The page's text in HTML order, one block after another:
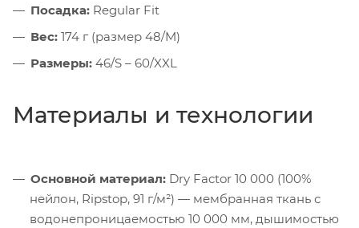
Посадка: Regular Fit
Вес: 174 г (размер 48/M)
Размеры: 46/S – 60/XXL
Материалы и технологии
Основной материал: Dry Factor 10 000 (100%
нейлон, Ripstop, 91 г/м²) — мембранная ткань с
водонепроницаемостью 10 000 мм, дышимостью